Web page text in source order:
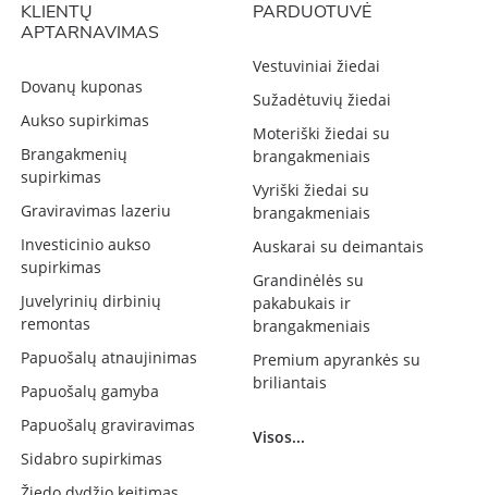
KLIENTŲ
APTARNAVIMAS
Dovanų kuponas
Aukso supirkimas
Brangakmenių
supirkimas
Graviravimas lazeriu
Investicinio aukso
supirkimas
Juvelyrinių dirbinių
remontas
Papuošalų atnaujinimas
Papuošalų gamyba
Papuošalų graviravimas
Sidabro supirkimas
PARDUOTUVĖ
Vestuviniai žiedai
Sužadėtuvių žiedai
Moteriški žiedai su
brangakmeniais
Vyriški žiedai su
brangakmeniais
Auskarai su deimantais
Grandinėlės su
pakabukais ir
brangakmeniais
Premium apyrankės su
briliantais
Visos...